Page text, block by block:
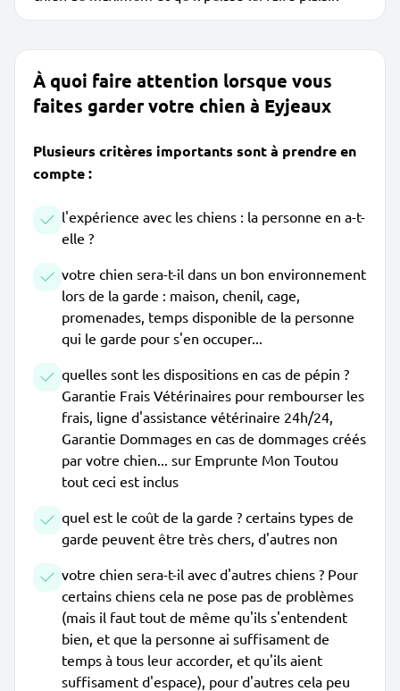
À quoi faire attention lorsque vous
faites garder votre chien à Eyjeaux
Plusieurs critères importants sont à prendre en
compte :
l'expérience avec les chiens : la personne en a-t-
elle ?
votre chien sera-t-il dans un bon environnement
lors de la garde : maison, chenil, cage,
promenades, temps disponible de la personne
qui le garde pour s'en occuper...
quelles sont les dispositions en cas de pépin ?
Garantie Frais Vétérinaires pour rembourser les
frais, ligne d'assistance vétérinaire 24h/24,
Garantie Dommages en cas de dommages créés
par votre chien... sur Emprunte Mon Toutou
tout ceci est inclus
quel est le coût de la garde ? certains types de
garde peuvent être très chers, d'autres non
votre chien sera-t-il avec d'autres chiens ? Pour
certains chiens cela ne pose pas de problèmes
(mais il faut tout de même qu'ils s'entendent
bien, et que la personne ai suffisament de
temps à tous leur accorder, et qu'ils aient
suffisament d'espace), pour d'autres cela peu